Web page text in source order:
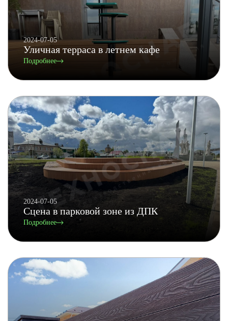
2024-07-05
Уличная терраса в летнем кафе
Подробнее
2024-07-05
Сцена в парковой зоне из ДПК
Подробнее